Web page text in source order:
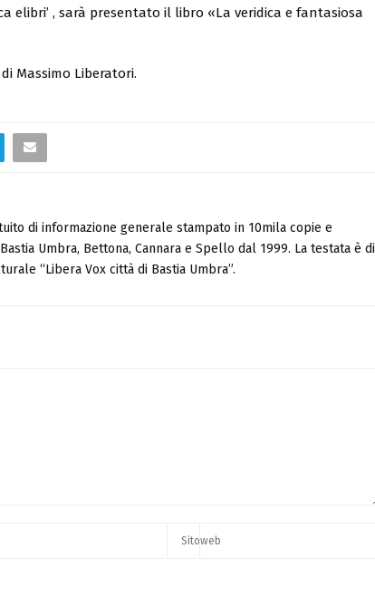
elibri’ , sarà presentato il libro «La veridica e fantasiosa
Massimo Liberatori.
di informazione generale stampato in 10mila copie e
Umbra, Bettona, Cannara e Spello dal 1999. La testata è di
“Libera Vox città di Bastia Umbra”.